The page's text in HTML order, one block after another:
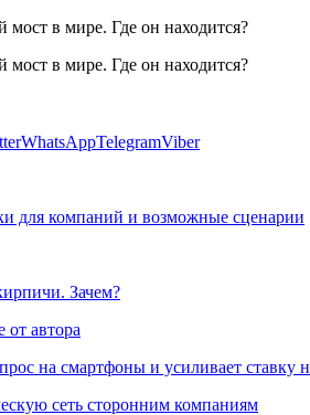
WhatsAppTelegramViber
для компаний и возможные сценарии
Зачем?
от автора
на смартфоны и усиливает ставку
сеть сторонним компаниям